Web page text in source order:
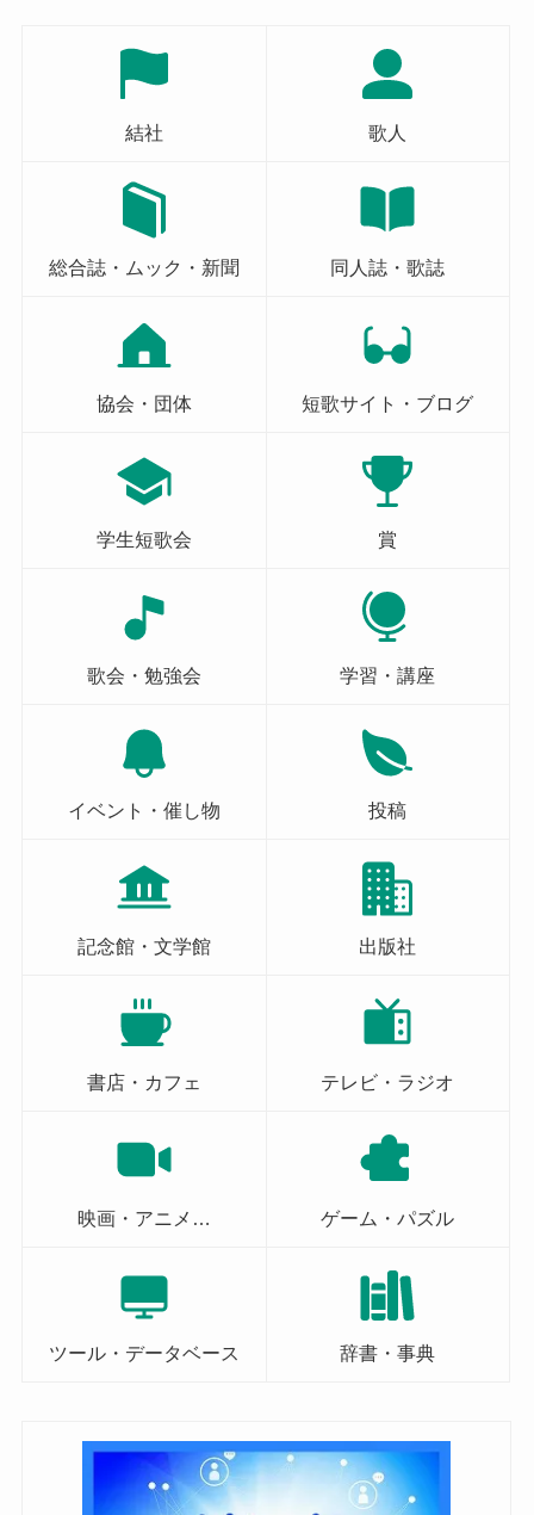
結社 歌人
総合誌・ムック・新聞 同人誌・歌誌
協会・団体 短歌サイト・ブログ
学生短歌会 賞
歌会・勉強会 学習・講座
イベント・催し物 投稿
記念館・文学館 出版社
書店・カフェ テレビ・ラジオ
映画・アニメ… ゲーム・パズル
ツール・データベース 辞書・事典